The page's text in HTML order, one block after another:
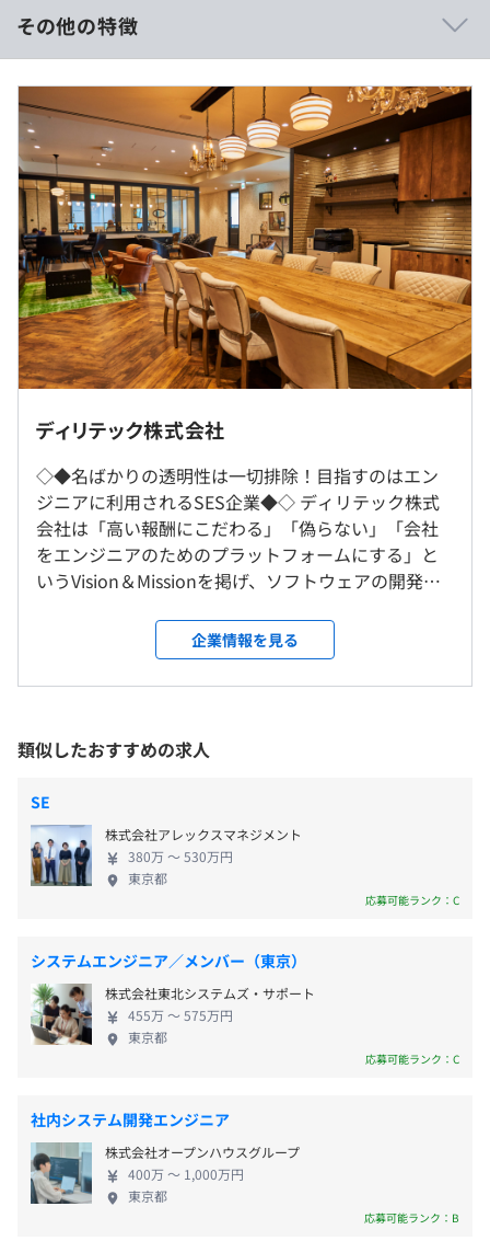
トの業種（配属先）」など、各エンジニアの希望をもとに
営業をかけ、最適な案件を提案する点にあります。
得意分野を極めたい、報酬UPを最優先に考えたい、今は
働きやすさを優先したいなど、それぞれの希望に沿った働
き方が可能です。
フリーランスのような自由な案件選択を実現しながらも、
正社員として社会保険や福利厚生を利用できる「いいとこ
取りの働き方」をかなえられます。
■エンジニア目線での働きやすさを追求しています！
最大限のパフォーマンスを発揮できる環境を整えるべく、
日報や事務作業といった付帯業務を一切廃止。また社内コ
ミュニケーションにはMicrosoft 365を活用し、Teamsや
Loop（OneNote）を中心に業務を進めています。
さらに、勤怠管理・経費精算・給与明細・年末調整といっ
化を徹底し、煩雑な作業を削減。チャットコミュケーショ
ンにおいても一定のルールを設けています。
★保有プロジェクト数：500件、取引企業数：300社
（2023年2月現在）
【プロジェクト事例】
PHPやLaravelを使用したバックエンド開発や機能改善に
携わります。
■AndroidやiOS向けアプリの新規開発やアップデート
KotlinやSwiftを活用し、UX向上のための機能追加もおこ
■バス会社向けシステムの改修プロジェクト
既存機能の改善や新機能の追加開発をおこない、ユーザー
の利便性向上に貢献します。
安定した稼働を支え、トラブル対応やシステム最適化に関
与します。
◎U・Iターン歓迎！（支援制度あり）
◎転勤なし／都内勤務／フルリモートワーク可
本社または東京都内のクライアント先での勤務となりま
す。
リモート案件も多数あります。
※転居を伴う転勤は発生しません。
就業場所の変更範囲
東京本社、クライアント先および自宅
会社の定める場所（テレワークをおこなう場所を含む）
受動喫煙防止措置に関する事項
【本社】
■東京メトロ千代田線「明治神宮前駅」より徒歩3分
■入社時の想定年収：378万円～840万円
■賃金形態：月給制
■賃金の決定方法：当社規定により決定いたします
■月給：約31万5000円～70万円（固定残業代含む）
・固定残業代：30時間分、約5万9211円～13万1579円
（超過分は別途支給）
※給与額は請求単価により、上記月給の範囲内で変動しま
す。
■社員の年収例
・年収630万円（月給52万5000円）
・年収336万円（月給28万円）
（※想定年収は年収提示額を保証するものではありません）
■フレックスタイム制
※参画するプロジェクトにより異なる場合があります。
の自主性に任せています
平均残業時間：平均6.7時間／月（2023年度実績）
■完全週休2日制（土日）
■祝日休み
■年末年始休暇
■夏季休暇
■交通費規定支給（月3万円まで）
■時間外手当（固定残業超過分を追加支給）
その他の特徴
ディリテック株式会社
◇◆名ばかりの透明性は一切排除！目指すのはエン
ジニアに利用されるSES企業◆◇ ディリテック株式
会社は「高い報酬にこだわる」「偽らない」「会社
をエンジニアのためのプラットフォームにする」と
いうVision＆Missionを掲げ、ソフトウェアの開発・
ジニアリングサービスを展開しているSES企業です。
Web・アプリ開発・PM・ネットワーク・サーバ系を
中心とした案件に対応しており、これまでもWebシ
リ開発など、さまざまなプロジェクトに参画してき
た実績があります。 ◇エンジニアファーストの理念
を徹底しています！ エンジニアの希望が最優先！技
術者としてSESを長く経験してきた代表が、エンジニ
アファーストの体制を徹底し、ひとりひとりの希望
に沿ったキャリアを築けるようサポートしている点
が特徴です。プロジェクトには個人単位で配属されま
かけて案件を受注するスタイルを採用しています。案
件ありきのアサインではないので、あなたの理想と
する働き方を実現することが可能です。 ◇業界最高
水準の還元率70%を実現しています！ クライアント
からの請求単価・報酬をすべて公開し、透明性の高
の70％をエンジニアに還元し、その実現のために経
費削減や小規模運営、業務の効率化に注力していま
す。業界平均40％の還元率と比較しても、高い水準
を維持しており、エンジニアが最大の報酬を得られ
る環境を提供しています。 ◇創業期で活躍してくだ
企業情報を見る
類似したおすすめの求人
SE
株式会社アレックスマネジメント
380万 〜 530万円
東京都
応募可能ランク：C
システムエンジニア／メンバー（東京）
株式会社東北システムズ・サポート
455万 〜 575万円
東京都
応募可能ランク：C
社内システム開発エンジニア
株式会社オープンハウスグループ
400万 〜 1,000万円
東京都
応募可能ランク：B